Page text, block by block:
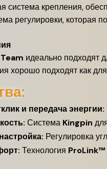
система крепления,
регулировки, которая
идеально подходят
хорошо подходят как
и передача энергии:
Система Kingpin
Регулировка
Технология ProLink™